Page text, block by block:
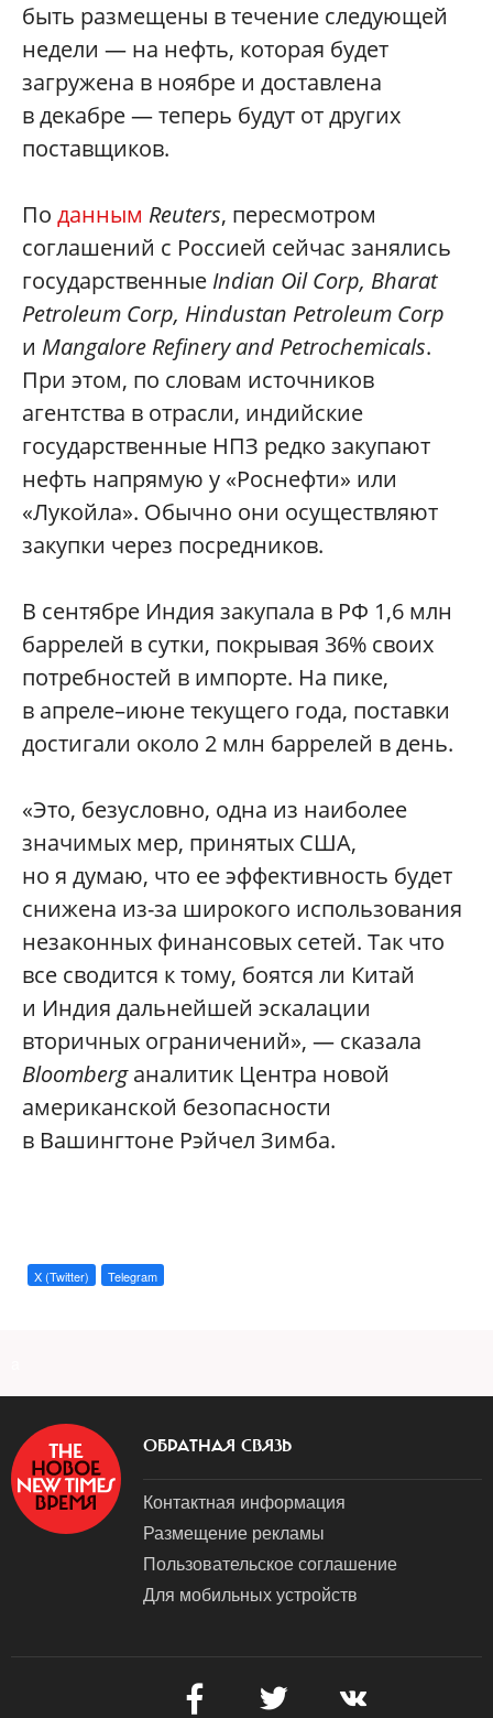
быть размещены в течение следующей
недели — на нефть, которая будет
загружена в ноябре и доставлена
в декабре — теперь будут от других
поставщиков.
По данным Reuters, пересмотром
соглашений с Россией сейчас занялись
государственные Indian Oil Corp, Bharat
Petroleum Corp, Hindustan Petroleum Corp
и Mangalore Refinery and Petrochemicals.
При этом, по словам источников
агентства в отрасли, индийские
государственные НПЗ редко закупают
нефть напрямую у «Роснефти» или
«Лукойла». Обычно они осуществляют
закупки через посредников.
В сентябре Индия закупала в РФ 1,6 млн
баррелей в сутки, покрывая 36% своих
потребностей в импорте. На пике,
в апреле–июне текущего года, поставки
достигали около 2 млн баррелей в день.
«Это, безусловно, одна из наиболее
значимых мер, принятых США,
но я думаю, что ее эффективность будет
снижена из-за широкого использования
незаконных финансовых сетей. Так что
все сводится к тому, боятся ли Китай
и Индия дальнейшей эскалации
вторичных ограничений», — сказала
Bloombergаналитик Центра новой
американской безопасности
в Вашингтоне Рэйчел Зимба.
X (Twitter) Telegram
ОБРАТНАЯ СВЯЗЬ
Контактная информация
Размещение рекламы
Пользовательское соглашение
Для мобильных устройств